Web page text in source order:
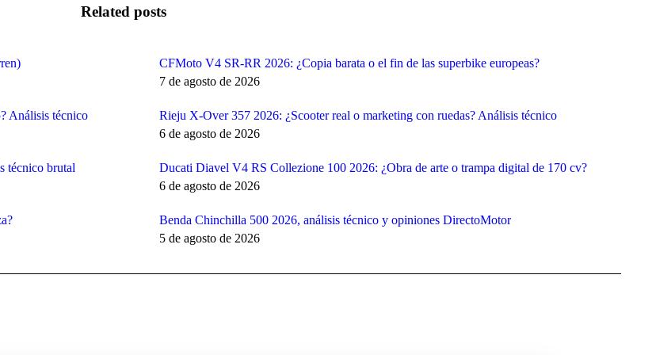
Related posts
CFMoto V4 SR-RR 2026: ¿Copia barata o el fin de las superbike europeas?
7 de agosto de 2026
Análisis técnico
Rieju X-Over 357 2026: ¿Scooter real o marketing con ruedas? Análisis técnico
6 de agosto de 2026
técnico brutal
Ducati Diavel V4 RS Collezione 100 2026: ¿Obra de arte o trampa digital de 170 cv?
6 de agosto de 2026
Benda Chinchilla 500 2026, análisis técnico y opiniones DirectoMotor
5 de agosto de 2026